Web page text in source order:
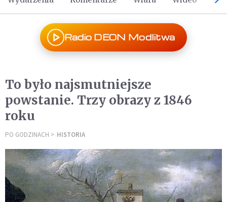
Radio DEON Modlitwa
To było najsmutniejsze
powstanie. Trzy obrazy z 1846
roku
PO GODZINACH HISTORIA